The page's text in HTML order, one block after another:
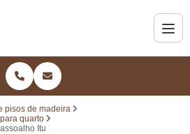
pisos de madeira
quarto
Itu